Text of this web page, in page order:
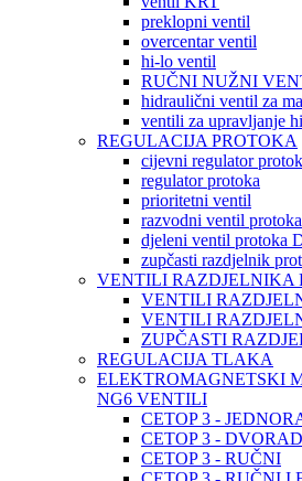
preklopni ventil
overcentar ventil
hi-lo ventil
RUČNI NUŽNI
hidraulični ventil za
ventili za upravljanje
REGULACIJA PROTOKA
cijevni regulator
regulator protoka
prioritetni ventil
razvodni ventil protoka
djeleni ventil protoka
zupčasti razdjelnik
VENTILI RAZDJELNIKA
VENTILI
VENTILI
ZUPČASTI
REGULACIJA TLAKA
ELEKTROMAGNETSKI
NG6 VENTILI
CETOP 3 -
CETOP 3 -
CETOP 3 - RUČNI